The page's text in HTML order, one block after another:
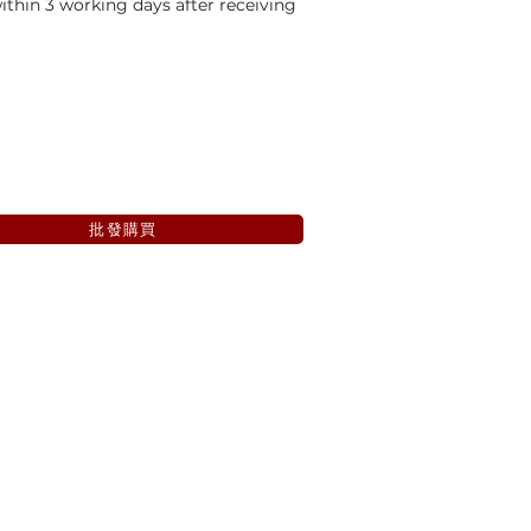
3 working days after receiving
批發購買